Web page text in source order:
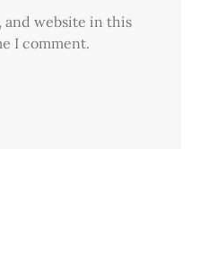
and website in this
I comment.